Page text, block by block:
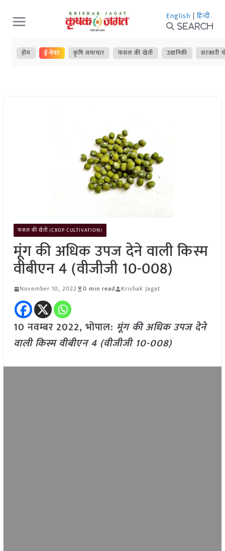
Skip
to
content
English | हिन्दी
Search
होम ई-पेपर कृषि समाचार फसल की खेती उद्यानिकी सरकारी
फसल की खेती (CROP CULTIVATION)
मूंग की अधिक उपज देने वाली किस्म
वीबीएन 4 (वीजीजी 10-008)
November 10, 2022 0 min read Krishak Jagat
10 नवम्बर 2022, भोपाल: मूंग की अधिक उपज देने
वाली किस्म वीबीएन 4 (वीजीजी 10-008)